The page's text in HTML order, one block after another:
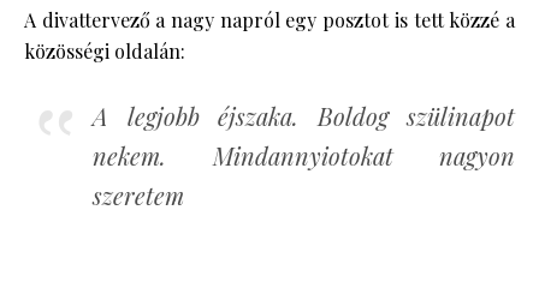
A divattervező a nagy napról egy posztot is tett közzé a
közösségi oldalán:
A legjobb éjszaka. Boldog szülinapot
nekem. Mindannyiotokat nagyon
szeretem